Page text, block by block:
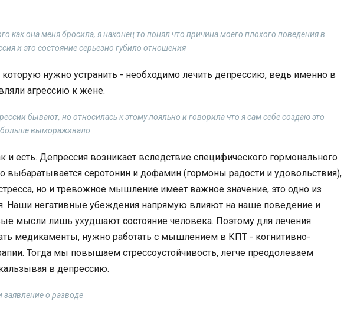
как она меня бросила, я наконец то понял что причина моего плохого поведения в
и это состояние серьезно губило отношения
нужно устранить - необходимо лечить депрессию, ведь именно в
агрессию к жене.
бывают, но относилась к этому лояльно и говорила что я сам себе создаю это
больше вымораживало
и есть. Депрессия возникает вследствие специфического гормонального
выбаратывается серотонин и дофамин (гормоны радости и удовольствия),
но и тревожное мышление имеет важное значение, это одно из
Наши негативные убеждения напрямую влияют на наше поведение и
мысли лишь ухудшают состояние человека. Поэтому для лечения
медикаменты, нужно работать с мышлением в КПТ - когнитивно-
Тогда мы повышаем стрессоустойчивость, легче преодолеваем
в депрессию.
о разводе